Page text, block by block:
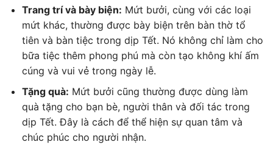
Trang trí và bày biện: Mứt bưởi, cùng với các loại
mứt khác, thường được bày biện trên bàn thờ tổ
tiên và bàn tiệc trong dịp Tết. Nó không chỉ làm cho
bữa tiệc thêm phong phú mà còn tạo không khí ấm
cúng và vui vẻ trong ngày lễ.
Tặng quà: Mứt bưởi cũng thường được dùng làm
quà tặng cho bạn bè, người thân và đối tác trong
dịp Tết. Đây là cách để thể hiện sự quan tâm và
chúc phúc cho người nhận.